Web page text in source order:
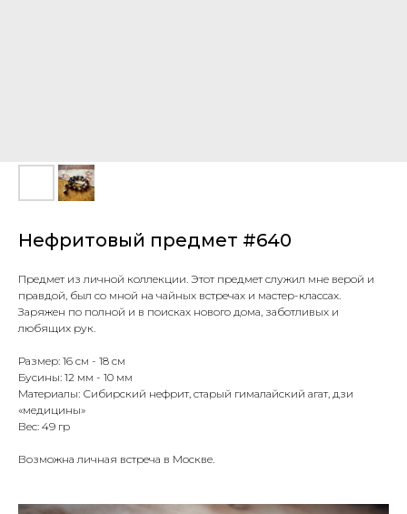
Нефритовый предмет #640
Предмет из личной коллекции. Этот предмет служил мне верой и
правдой, был со мной на чайных встречах и мастер-классах.
Заряжен по полной и в поисках нового дома, заботливых и
любящих рук.
Размер: 16 см - 18 см
Бусины: 12 мм - 10 мм
Материалы: Сибирский нефрит, старый гималайский агат, дзи
«медицины»
Вес: 49 гр
Возможна личная встреча в Москве.